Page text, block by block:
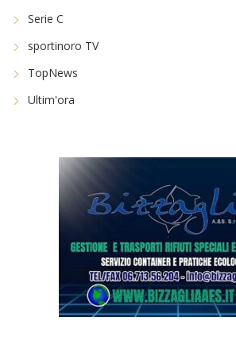
Serie C
sportinoro TV
TopNews
Ultim'ora